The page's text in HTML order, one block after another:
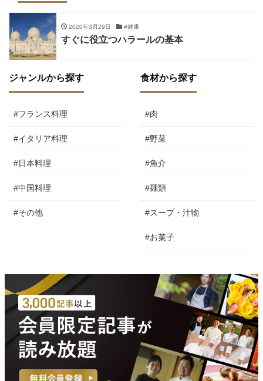
2020年3月29日 #健康
すぐに役立つハラールの基本
ジャンルから探す
#フランス料理
#イタリア料理
#日本料理
#中国料理
#その他
食材から探す
#肉
#野菜
#魚介
#麺類
#スープ・汁物
#お菓子